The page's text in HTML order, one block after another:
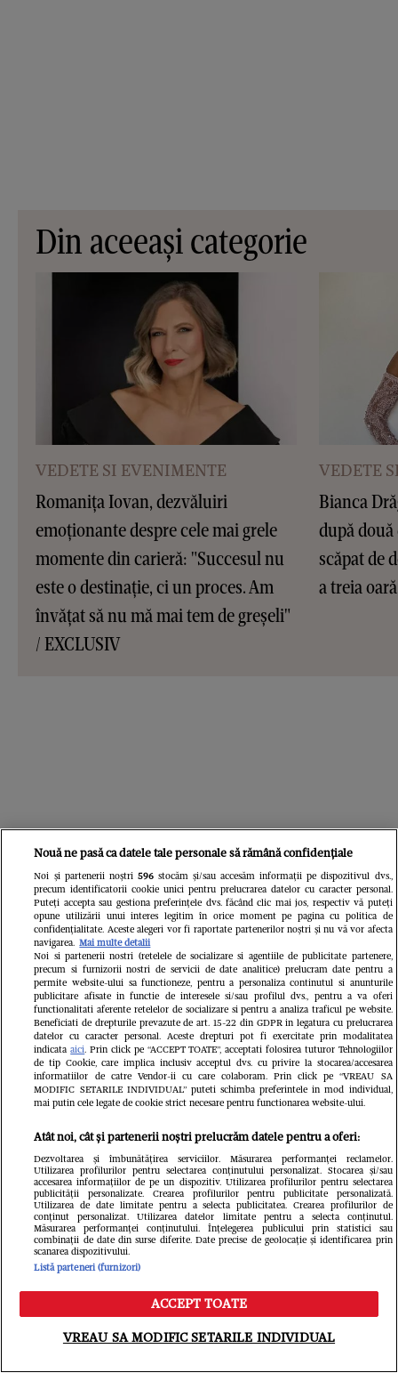
Din aceeași categorie
VEDETE SI EVENIMENTE
Romanița Iovan, dezvăluiri
emoționante despre cele mai grele
momente din carieră: "Succesul nu
este o destinație, ci un proces. Am
învățat să nu mă mai tem de greșeli"
/ EXCLUSIV
VEDETE
Bianca
după
scăpat de
a treia
Citește în continuare
Meniu Caută
Nouă ne pasă ca datele tale personale să rămână confidențiale
Noi și partenerii noștri 596stocăm și/sau accesăm informații pe dispozitivul dvs.,
precum identificatorii cookie unici pentru prelucrarea datelor cu caracter personal.
Puteți accepta sau gestiona preferințele dvs. făcând clic mai jos, respectiv vă puteți
opune utilizării unui interes legitim în orice moment pe pagina cu politica de
confidențialitate. Aceste alegeri vor fi raportate partenerilor noștri și nu vă vor afecta
navigarea. Mai multe detalii
Noi si partenerii nostri (retelele de socializare si agentiile de publicitate partenere,
precum si furnizorii nostri de servicii de date analitice) prelucram date pentru a
permite website-ului sa functioneze, pentru a personaliza continutul si anunturile
publicitare afisate in functie de interesele si/sau profilul dvs., pentru a va oferi
functionalitati aferente retelelor de socializare si pentru a analiza traficul pe website.
Beneficiati de drepturile prevazute de art. 15-22 din GDPR in legatura cu prelucrarea
datelor cu caracter personal. Aceste drepturi pot fi exercitate prin modalitatea
indicataaici. Prin click pe “ACCEPT TOATE”, acceptati folosirea tuturor Tehnologiilor
de tip Cookie, care implica inclusiv acceptul dvs. cu privire la stocarea/accesarea
informatiilor de catre Vendor-ii cu care colaboram. Prin click pe “VREAU SA
MODIFIC SETARILE INDIVIDUAL” puteti schimba preferintele in mod individual,
mai putin cele legate de cookie strict necesare pentru functionarea website-ului.
Atât noi, cât și partenerii noștri prelucrăm datele pentru a oferi:
Dezvoltarea și îmbunătățirea serviciilor. Măsurarea performanței reclamelor.
Utilizarea profilurilor pentru selectarea conținutului personalizat. Stocarea și/sau
accesarea informațiilor de pe un dispozitiv. Utilizarea profilurilor pentru selectarea
publicității personalizate. Crearea profilurilor pentru publicitate personalizată.
Utilizarea de date limitate pentru a selecta publicitatea. Crearea profilurilor de
conținut personalizat. Utilizarea datelor limitate pentru a selecta conținutul.
Măsurarea performanței conținutului. Înțelegerea publicului prin statistici sau
combinații de date din surse diferite. Date precise de geolocație și identificarea prin
scanarea dispozitivului.
Listă parteneri (furnizori)
ACCEPT TOATE
VREAU SA MODIFIC SETARILE INDIVIDUAL